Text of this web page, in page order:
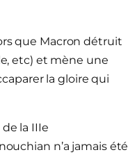
que Macron détruit
etc) et mène une
la gloire qui
la IIIe
n’a jamais été